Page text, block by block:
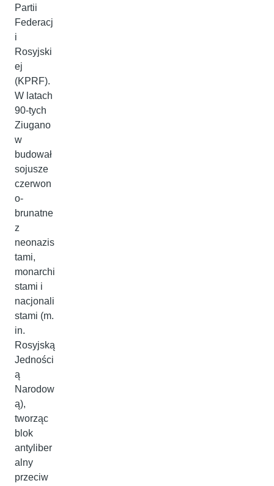
Partii
Federacj
i
Rosyjski
ej
(KPRF).
W latach
90-tych
Ziugano
w
budował
sojusze
czerwon
o-
brunatne
z
neonazis
tami,
monarchi
stami i
nacjonali
stami (m.
in.
Rosyjską
Jedności
ą
Narodow
ą),
tworząc
blok
antyliber
alny
przeciw